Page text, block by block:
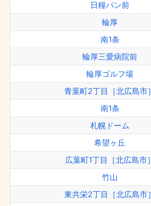
日糧パン前
輪厚
南1条
輪厚三愛病院前
輪厚ゴルフ場
青葉町2丁目［北広島市］
南1条
札幌ドーム
希望ヶ丘
広葉町1丁目［北広島市］
竹山
東共栄2丁目［北広島市］